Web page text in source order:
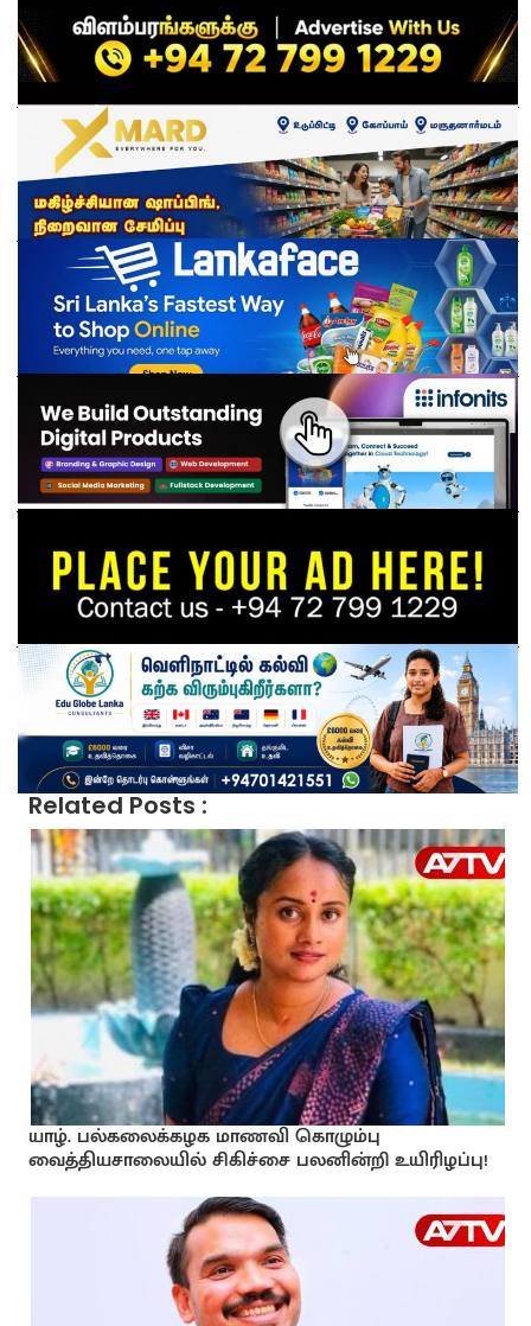
Related Posts :
யாழ். பல்கலைக்கழக மாணவி கொழும்பு
வைத்தியசாலையில் சிகிச்சை பலனின்றி உயிரிழப்பு!